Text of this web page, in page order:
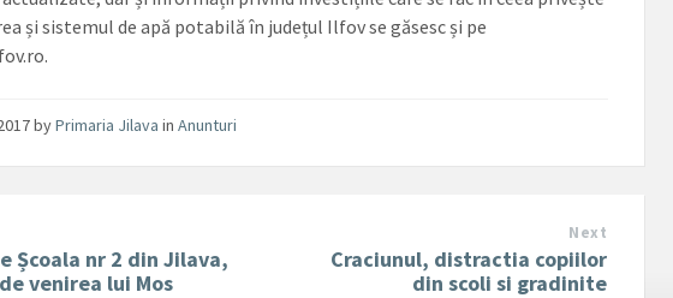
și sistemul de apă potabilă în județul Ilfov se găsesc și pe
byPrimaria Jilava inAnunturi
Școala nr 2 din Jilava,
venirea lui Mos
Next
Craciunul, distractia copiilor
din scoli si gradinite